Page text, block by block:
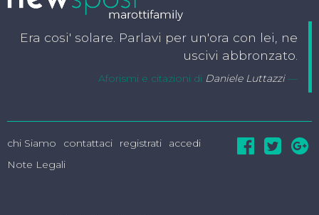
Era cosi' solare. Parlavi per un'ora con lei, ne
uscivi abbronzato.
Aforismi e citazioni di Daniele Luttazzi
chi Siamo contattaci registrati
accedi
Note Legali